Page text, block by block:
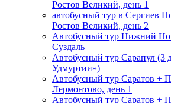
Ростов Великий, день 1
автобусный тур в Сергиев
Ростов Великий, день 2
Автобусный тур Нижний
Суздаль
Автобусный тур Сарапул (3
Удмуртии»)
Автобусный тур Саратов +
Лермонтово, день 1
Автобусный тур Саратов +